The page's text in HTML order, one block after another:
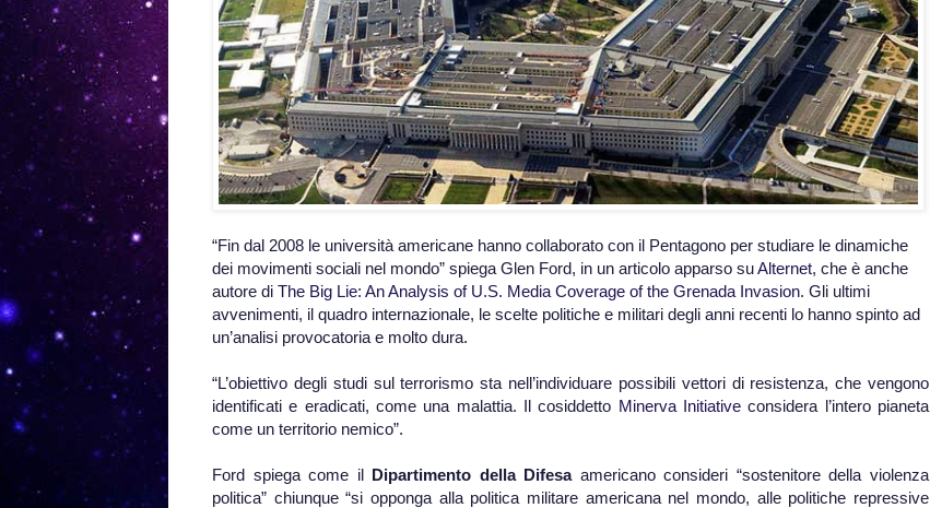
“Fin dal 2008 le università americane hanno collaborato con il Pentagono per studiare le dinamiche
dei movimenti sociali nel mondo” spiega Glen Ford, in un articolo apparso suAlternet, che è anche
autore di The Big Lie: An Analysis of U.S. Media Coverage of the Grenada Invasion. Gli ultimi
avvenimenti, il quadro internazionale, le scelte politiche e militari degli anni recenti lo hanno spinto ad
un’analisi provocatoria e molto dura.
“L’obiettivo degli studi sul terrorismo sta nell’individuare possibili vettori di resistenza, che vengono
identificati e eradicati, come una malattia. Il cosiddetto Minerva Initiative considera l’intero pianeta
come un territorio nemico”.
Ford spiega come il Dipartimento della Difesa americano consideri “sostenitore della violenza
politica” chiunque “si opponga alla politica militare americana nel mondo, alle politiche repressive